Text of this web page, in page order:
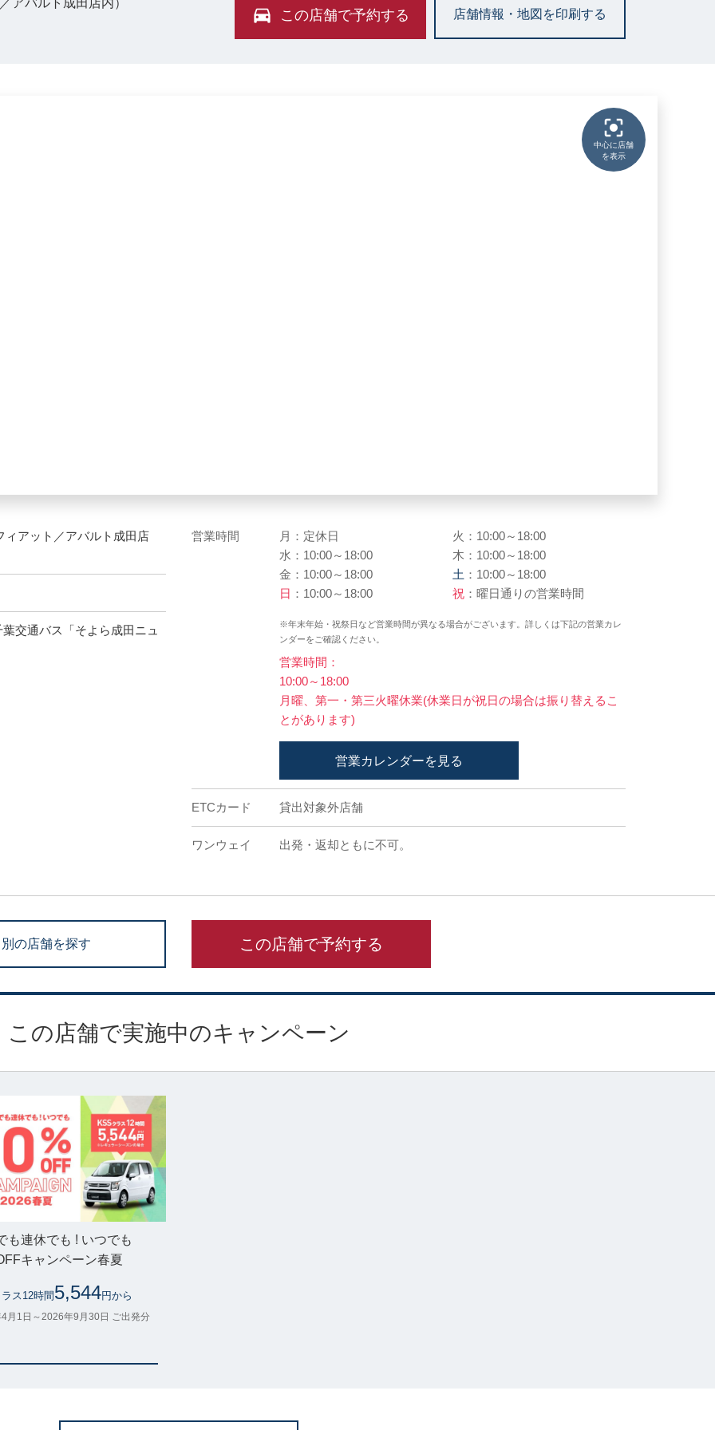
この店舗で予約する 店舗情報・地図を印刷する
中心に店舗
を表示
ィアット／アバルト成田店
交通バス「そよら成田ニュ
営業時間 月：定休日
火：10:00～18:00
水：10:00～18:00
木：10:00～18:00
金：10:00～18:00
土 ：10:00～18:00
日 ：10:00～18:00 祝 ：曜日通りの営業時間
※年末年始・祝祭日など営業時間が異なる場合がございます。詳しくは下記の営業カレ
ンダーをご確認ください。
営業時間：
10:00～18:00
月曜、第一・第三火曜休業(休業日が祝日の場合は振り替えるこ
とがあります)
営業カレンダーを見る
ETCカード 貸出対象外店舗
ワンウェイ 出発・返却ともに不可。
別の店舗を探す この店舗で予約する
この店舗で実施中のキャンペーン
も連休でも ! いつでも
キャンペーン春夏
ス12時間 5,544円から
月1日～2026年9月30日 ご出発分